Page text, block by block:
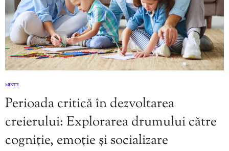
MINTE
Perioada critică în dezvoltarea
creierului: Explorarea drumului către
cogniție, emoție și socializare